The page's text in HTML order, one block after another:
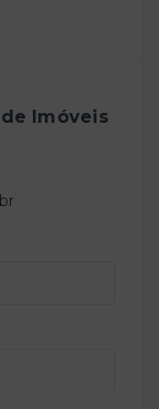
de Imóveis